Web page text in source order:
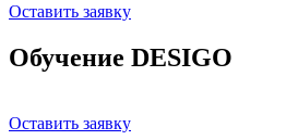
Оставить заявку
Обучение DESIGO
Оставить заявку